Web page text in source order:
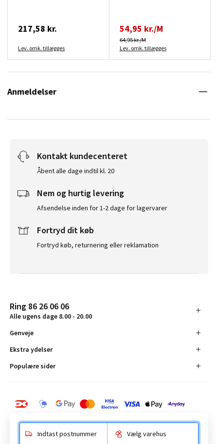
217,58 kr.
Lev. omk. tillægges
54,95 kr./M
64,95 kr./M
Lev. omk. tillægges
Anmeldelser
Kontakt kundecenteret
Åbent alle dage indtil kl. 20
Nem og hurtig levering
Afsendelse inden for 1-2 dage for lagervarer
Fortryd dit køb
Fortryd køb, returnering eller reklamation
Ring 86 26 06 06
Alle ugens dage 8.00 - 20.00
Genveje
Ekstra ydelser
Populære sider
Indtast postnummer Vælg varehus